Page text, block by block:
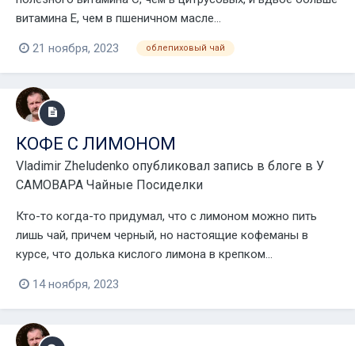
витамина Е, чем в пшеничном масле...
21 ноября, 2023 облепиховый чай
КОФЕ С ЛИМОНОМ
Vladimir Zheludenko опубликовал запись в блоге в У
САМОВАРА Чайные Посиделки
Кто-то когда-то придумал, что с лимоном можно пить
лишь чай, причем черный, но настоящие кофеманы в
курсе, что долька кислого лимона в крепком...
14 ноября, 2023